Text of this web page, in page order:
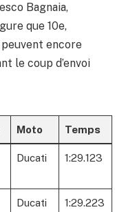
Bagnaia,
que 10e,
encore
le coup d’envoi
Moto Temps
Ducati 1:29.123
Ducati 1:29.223